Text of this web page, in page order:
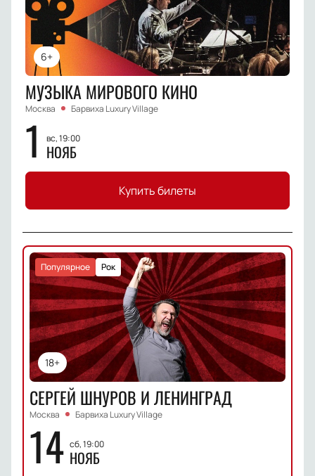
6+
МУЗЫКА МИРОВОГО КИНО
Москва Барвиха Luxury Village
1 вс, 19:00
НОЯБ
Купить билеты
18+
Рок
Популярное
СЕРГЕЙ ШНУРОВ И ЛЕНИНГРАД
Москва Барвиха Luxury Village
14 сб, 19:00
НОЯБ